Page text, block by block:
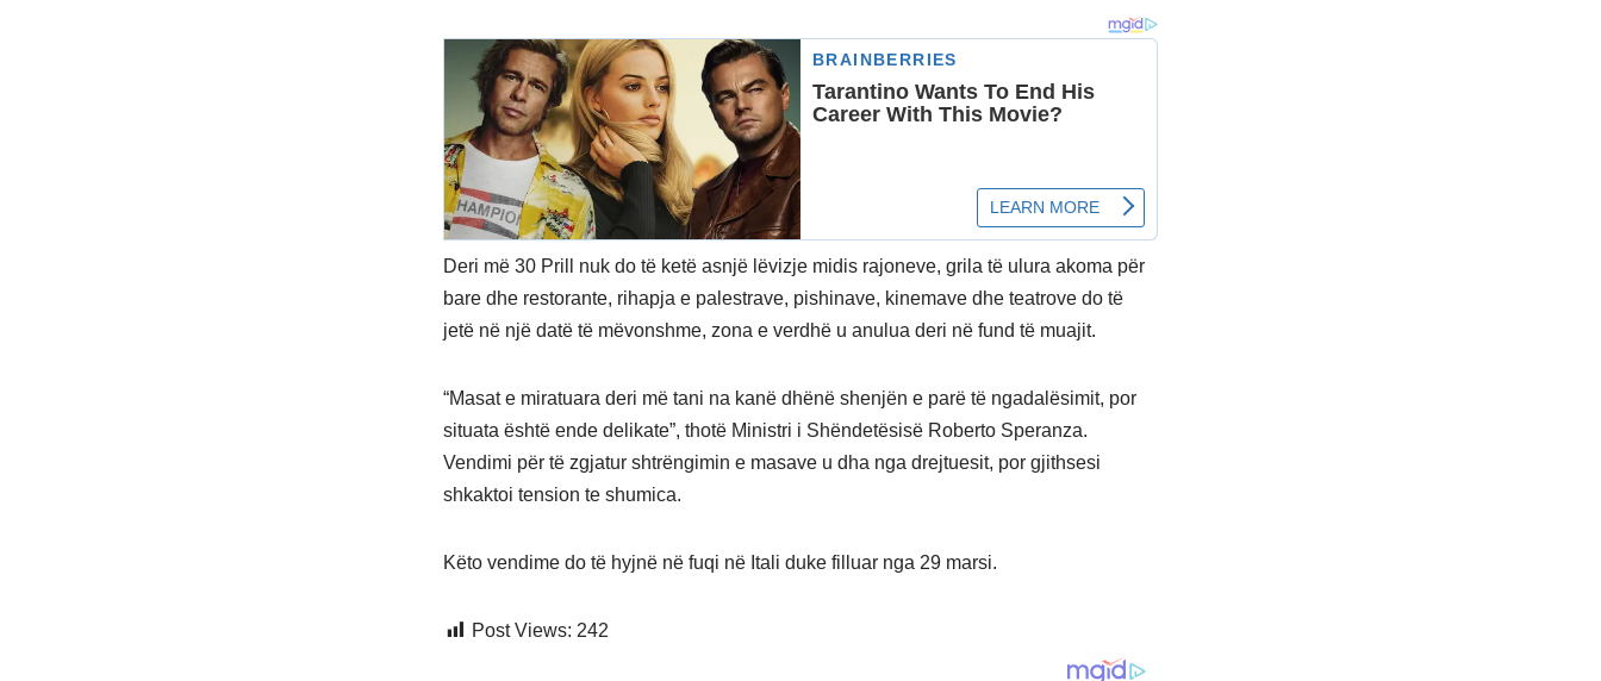
Deri më 30 Prill nuk do të ketë asnjë lëvizje midis rajoneve, grila të ulura akoma për
bare dhe restorante, rihapja e palestrave, pishinave, kinemave dhe teatrove do të
jetë në një datë të mëvonshme, zona e verdhë u anulua deri në fund të muajit.
“Masat e miratuara deri më tani na kanë dhënë shenjën e parë të ngadalësimit, por
situata është ende delikate”, thotë Ministri i Shëndetësisë Roberto Speranza.
Vendimi për të zgjatur shtrëngimin e masave u dha nga drejtuesit, por gjithsesi
shkaktoi tension te shumica.
Këto vendime do të hyjnë në fuqi në Itali duke filluar nga 29 marsi.
Post Views: 242